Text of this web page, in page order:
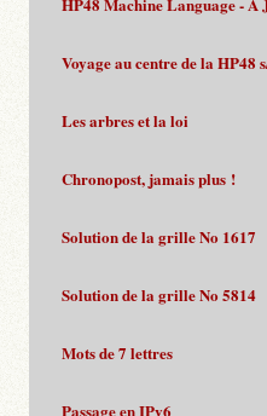
Voyage au centre de la HP48
Les arbres et la loi
Chronopost, jamais plus !
Solution de la grille No 1617
Solution de la grille No 5814
Mots de 7 lettres
Passage en IPv6